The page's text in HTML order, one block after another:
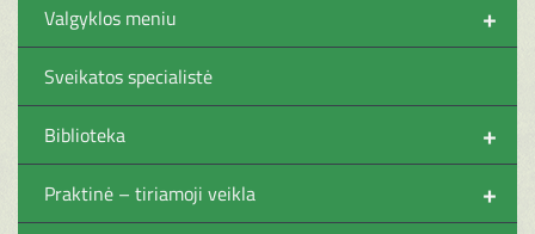
+
Valgyklos meniu
Sveikatos specialistė
+
Biblioteka
+
Praktinė – tiriamoji veikla